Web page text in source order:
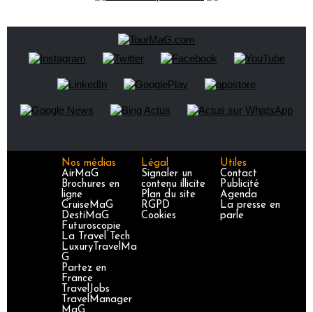
Nos médias
AirMaG
Brochures en
ligne
CruiseMaG
DestiMaG
Futuroscopie
La Travel Tech
LuxuryTravelMa
G
Partez en
France
TravelJobs
TravelManager
Légal
Signaler un
contenu illicite
Plan du site
RGPD
Cookies
Utiles
Contact
Publicité
Agenda
La presse en
parle